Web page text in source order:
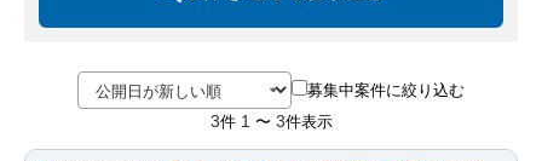
募集中案件に絞り込む
3件 1 〜 3件表示